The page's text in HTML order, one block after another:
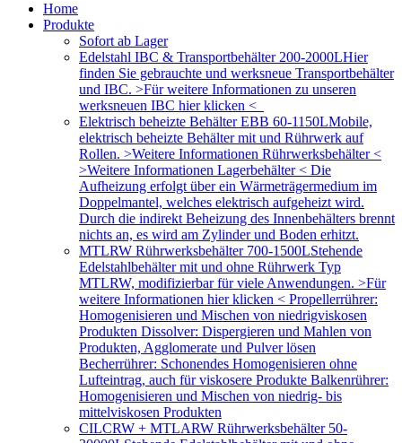
Home
Produkte
Sofort ab Lager
Edelstahl IBC & Transportbehälter 200-2000LHier
finden Sie gebrauchte und werksneue Transportbehälter
und IBC. >Für weitere Informationen zu unseren
werksneuen IBC hier klicken <
Elektrisch beheizte Behälter EBB 60-1150LMobile,
elektrisch beheizte Behälter mit und Rührwerk auf
Rollen. >Weitere Informationen Rührwerksbehälter <
>Weitere Informationen Lagerbehälter < Die
Aufheizung erfolgt über ein Wärmeträgermedium im
Doppelmantel, welches elektrisch aufgeheizt wird.
Durch die indirekt Beheizung des Innenbehälters brennt
nichts an, es wird am Zylinder und Boden erhitzt.
MTLRW Rührwerksbehälter 700-1500LStehende
Edelstahlbehälter mit und ohne Rührwerk Typ
MTLRW, modifizierbar für viele Anwendungen. >Für
weitere Informationen hier klicken < Propellerrührer:
Homogenisieren und Mischen von niedrigviskosen
Produkten Dissolver: Dispergieren und Mahlen von
Produkten, Agglomerate und Pulver lösen
Becherrührer: Schonendes Homogenisieren ohne
Lufteintrag, auch für viskosere Produkte Balkenrührer:
Homogenisieren und Mischen von niedrig- bis
mittelviskosen Produkten
CILCRW + MTLARW Rührwerksbehälter 50-